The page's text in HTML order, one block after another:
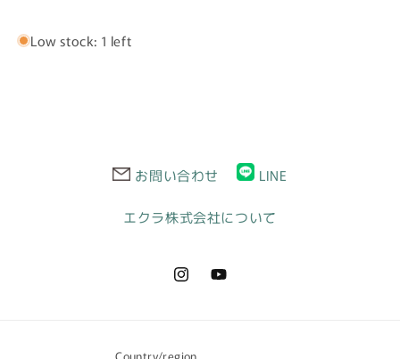
ィ
ィ
ス
日
Low stock: 1 left
お問い合わせ LINE
エクラ株式会社について
InstagramYouTube
Country/region